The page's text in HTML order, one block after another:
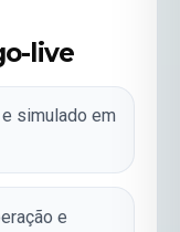
live
simulado em
e